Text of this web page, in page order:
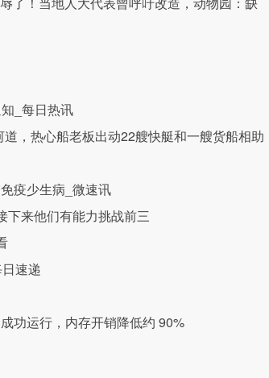
_每日热讯
，热心船老板出动22艘快艇和一艘货船相助
疫少生病_微速讯
下来他们有能力挑战前三
速递
功运行，内存开销降低约 90%